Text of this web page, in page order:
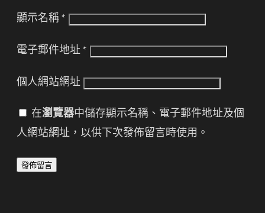
顯示名稱 *
電子郵件地址 *
個人網站網址
在瀏覽器中儲存顯示名稱、電子郵件地址及個
人網站網址，以供下次發佈留言時使用。